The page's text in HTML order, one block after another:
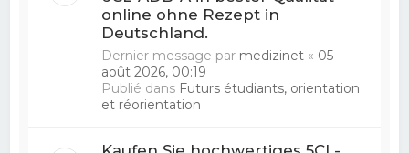
online ohne Rezept in
Deutschland.
Dernier message par medizinet « 05
août 2026, 00:19
Publié dans Futurs étudiants, orientation
et réorientation